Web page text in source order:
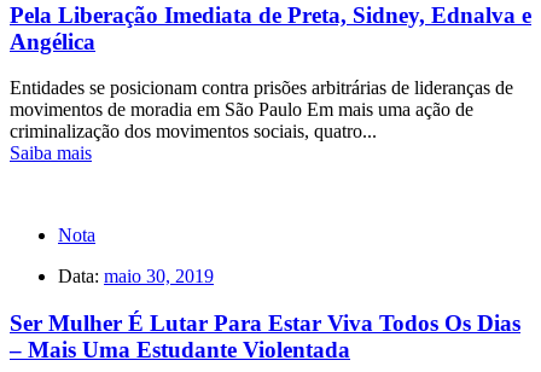
Pela Liberação Imediata de Preta, Sidney, Ednalva e
Angélica
Entidades se posicionam contra prisões arbitrárias de lideranças de
movimentos de moradia em São Paulo Em mais uma ação de
criminalização dos movimentos sociais, quatro...
Saiba mais
Nota
Data: maio 30, 2019
Ser Mulher É Lutar Para Estar Viva Todos Os Dias
– Mais Uma Estudante Violentada